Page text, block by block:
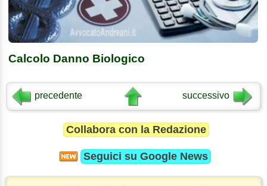
Calcolo Danno Biologico
precedente successivo
Collabora con la Redazione
Seguici su Google News